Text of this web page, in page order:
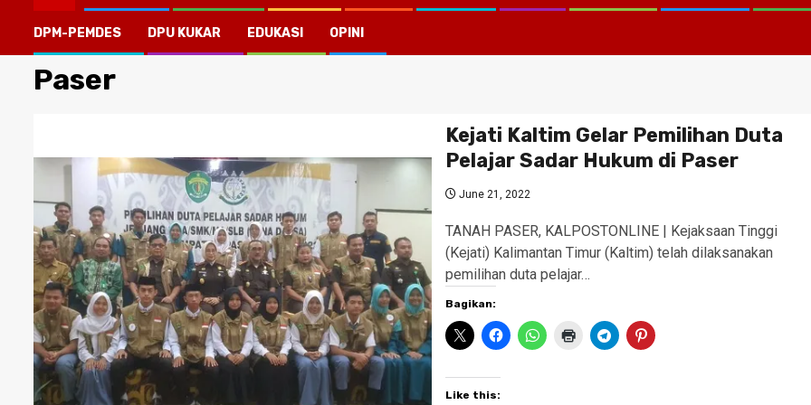
DPM-PEMDES DPU KUKAR EDUKASI OPINI
Paser
Kejati Kaltim Gelar Pemilihan Duta
Pelajar Sadar Hukum di Paser
June 21, 2022
TANAH PASER, KALPOSTONLINE | Kejaksaan Tinggi
(Kejati) Kalimantan Timur (Kaltim) telah dilaksanakan
pemilihan duta pelajar…
Bagikan:
Like this: